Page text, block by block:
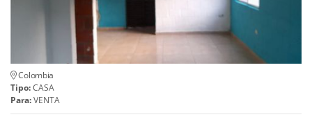
Colombia
Tipo:CASA
Para:VENTA